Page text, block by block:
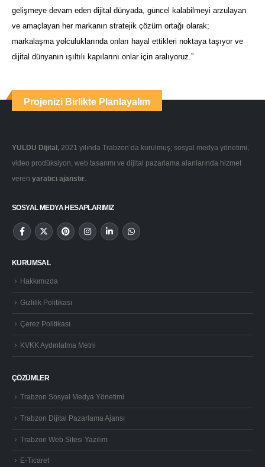
gelişmeye devam eden dijital dünyada, güncel kalabilmeyi arzulayan
ve amaçlayan her markanın stratejik çözüm ortağı olarak;
markalaşma yolculuklarında onları hayal ettikleri noktaya taşıyor ve
dijital dünyanın ışıltılı kapılarını onlar için aralıyoruz.”
Projenizi Birlikte Planlayalım
YULDU Dijital, 2021 yılında Trabzon’da kurulmuş; sosyal medya yönetimi,
video prodüksiyon, web tasarımı ve dijital pazarlama alanlarında hizmet
veren yaratıcı ajanstır
SOSYAL MEDYA HESAPLARIMIZ
KURUMSAL
Hakkımızda
Gizlilik Politikası
Çerez Politikası
KVKK Aydınlatma Metni
ÇÖZÜMLER
Trabzon Sosyal Medya Yönetimi
Trabzon Dijital Pazarlama Ajansı
Trabzon Web Sitesi Yazılım
E-Ticaret